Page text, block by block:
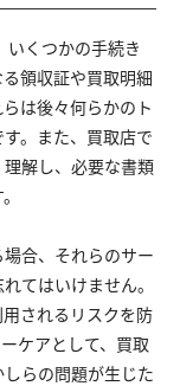
くつかの手続き
領収証や買取明細
は後々何らかのト
。また、買取店で
解し、必要な書類
合、それらのサー
てはいけません。
されるリスクを防
ケアとして、買取
らの問題が生じた